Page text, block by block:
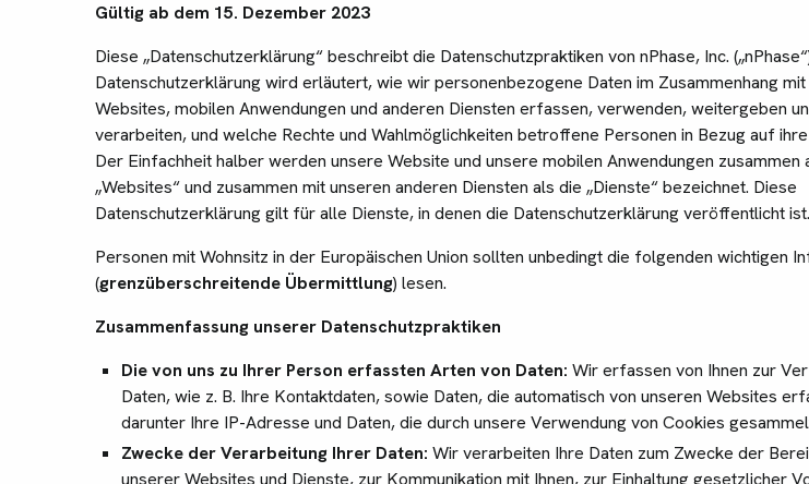
Gültig ab dem 15. Dezember 2023
Diese „Datenschutzerklärung“ beschreibt die Datenschutzpraktiken von nPhase, Inc.
Datenschutzerklärung wird erläutert, wie wir personenbezogene Daten im Zusammenhang
Websites, mobilen Anwendungen und anderen Diensten erfassen, verwenden, weitergeben
verarbeiten, und welche Rechte und Wahlmöglichkeiten betroffene Personen in Bezug auf
Der Einfachheit halber werden unsere Website und unsere mobilen Anwendungen zusammen
„Websites“ und zusammen mit unseren anderen Diensten als die „Dienste“ bezeichnet. Diese
Datenschutzerklärung gilt für alle Dienste, in denen die Datenschutzerklärung veröffentlicht ist.
Personen mit Wohnsitz in der Europäischen Union sollten unbedingt die folgenden wichtigen
(grenzüberschreitende Übermittlung) lesen.
Zusammenfassung unserer Datenschutzpraktiken
Die von uns zu Ihrer Person erfassten Arten von Daten: Wir erfassen von Ihnen zur
Daten, wie z. B. Ihre Kontaktdaten, sowie Daten, die automatisch von unseren Websites
darunter Ihre IP-Adresse und Daten, die durch unsere Verwendung von Cookies
Zwecke der Verarbeitung Ihrer Daten: Wir verarbeiten Ihre Daten zum Zwecke der
unserer Websites und Dienste, zur Kommunikation mit Ihnen, zur Einhaltung gesetzlicher